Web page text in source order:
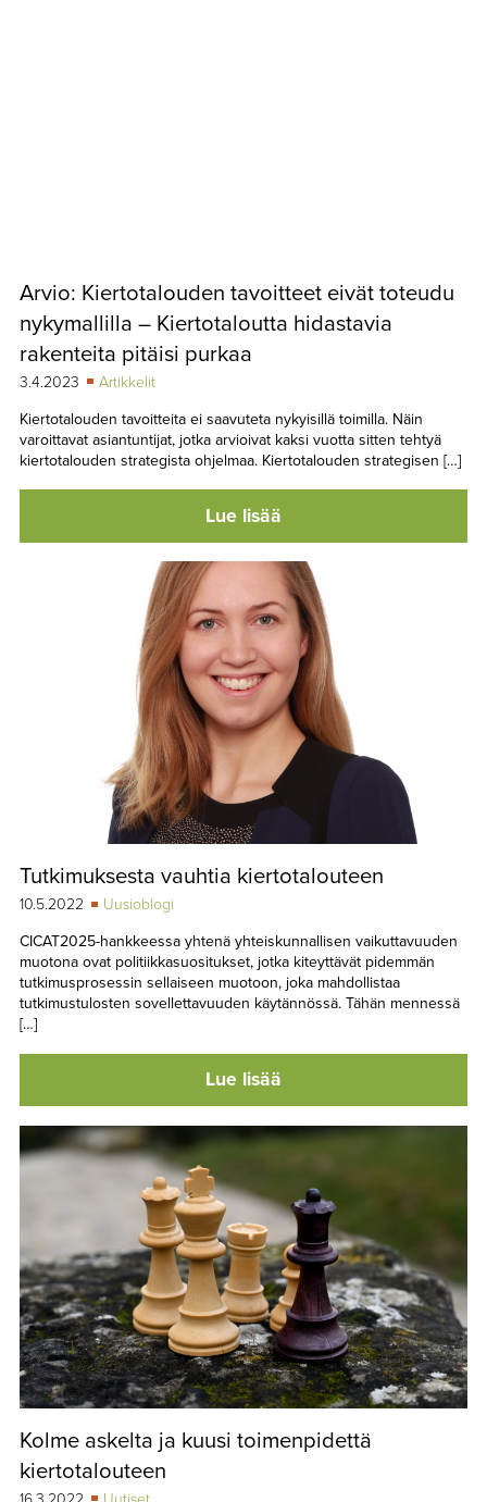
Arvio: Kiertotalouden tavoitteet eivät toteudu
nykymallilla – Kiertotaloutta hidastavia
rakenteita pitäisi purkaa
3.4.2023
Artikkelit
Kiertotalouden tavoitteita ei saavuteta nykyisillä toimilla. Näin
varoittavat asiantuntijat, jotka arvioivat kaksi vuotta sitten tehtyä
kiertotalouden strategista ohjelmaa. Kiertotalouden strategisen […]
Lue lisää
Tutkimuksesta vauhtia kiertotalouteen
10.5.2022
Uusioblogi
CICAT2025-hankkeessa yhtenä yhteiskunnallisen vaikuttavuuden
muotona ovat politiikkasuositukset, jotka kiteyttävät pidemmän
tutkimusprosessin sellaiseen muotoon, joka mahdollistaa
tutkimustulosten sovellettavuuden käytännössä. Tähän mennessä
[…]
Lue lisää
Kolme askelta ja kuusi toimenpidettä
kiertotalouteen